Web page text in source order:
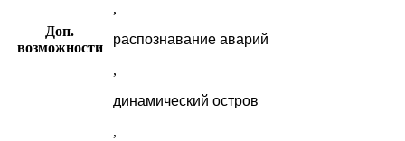
Доп.
возможности
,
распознавание аварий
,
динамический остров
,